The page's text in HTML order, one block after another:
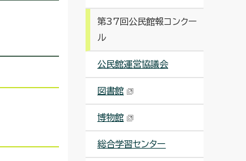
第37回公民館報コンクー
ル
公民館運営協議会
図書館
博物館
総合学習センター